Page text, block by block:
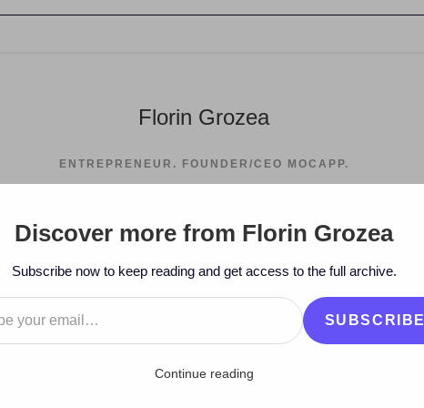
Florin Grozea
ENTREPRENEUR. FOUNDER/CEO MOCAPP.
2011 > February
Discover more from Florin Grozea
Subscribe now to keep reading and get access to the full archive.
SUBSCRIBE
Continue reading